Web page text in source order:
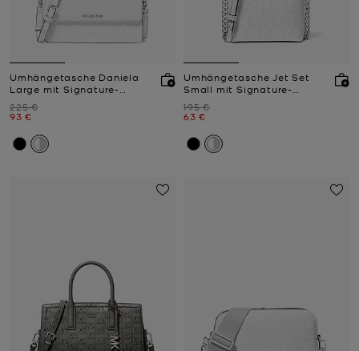
Umhängetasche Daniela
Large mit Signature-
Logomuster
Zuvor
225 €
Jetzt
93 €
Umhängetasche Jet Set
Small mit Signature-
Logomuster
Zuvor
195 €
Jetzt
63 €